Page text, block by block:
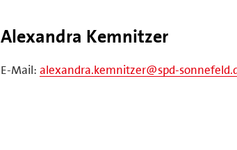
Alexandra Kemnitzer
E-Mail: alexandra.kemnitzer@spd-